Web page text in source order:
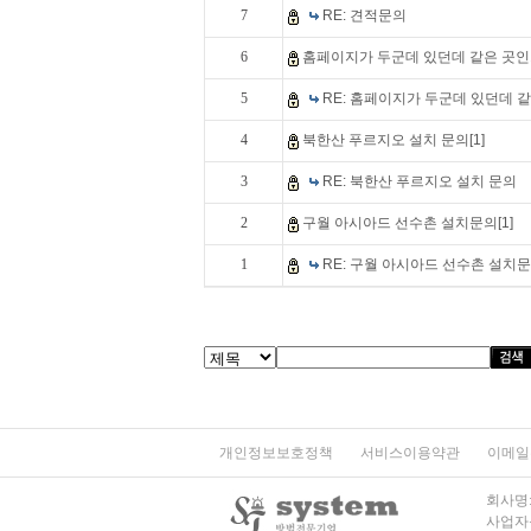
7 RE: 견적문의
6 홈페이지가 두군데 있던데 같은 곳
5 RE: 홈페이지가 두군데 있던데
4 북한산 푸르지오 설치 문의[1]
3 RE: 북한산 푸르지오 설치 문의
2 구월 아시아드 선수촌 설치문의[1]
1 RE: 구월 아시아드 선수촌 설치
개인정보보호정책 서비스이용약관 이메
회사
사업